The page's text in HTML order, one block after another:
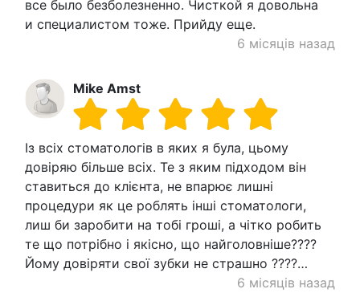
все было безболезненно. Чисткой я довольна
и специалистом тоже. Прийду еще.
6 місяців назад
Mike Amst
Із всіх стоматологів в яких я була, цьому
довіряю більше всіх. Те з яким підходом він
ставиться до клієнта, не впарює лишні
процедури як це роблять інші стоматологи,
лиш би заробити на тобі гроші, а чітко робить
те що потрібно і якісно, що найголовніше????
Йому довіряти свої зубки не страшно ????…
6 місяців назад